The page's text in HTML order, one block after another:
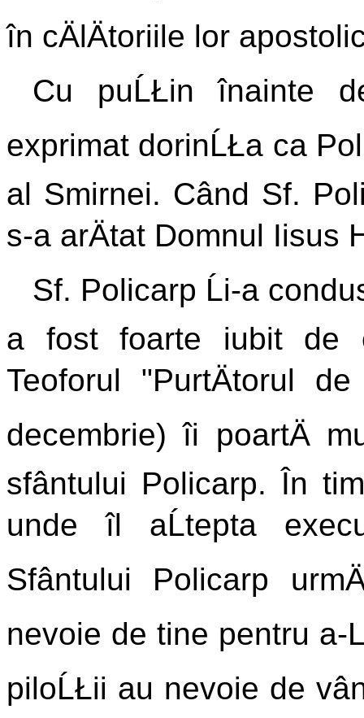
în cÄlÄtoriile lor
Cu puĹŁin înainte
exprimat dorinĹŁa ca
al Smirnei. Când Sf.
s-a arÄtat Domnul Iisus
Sf. Policarp Ĺi-a
a fost foarte iubit de
Teoforul "PurtÄtorul
decembrie) îi poartÄ
sfântului Policarp. În
unde îl aĹtepta
Sfântului Policarp
nevoie de tine pentru a-
piloĹŁii au nevoie de